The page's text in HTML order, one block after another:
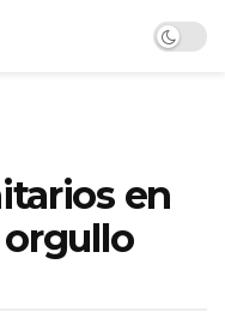
en
orgullo